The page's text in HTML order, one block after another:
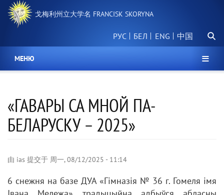
要
戈梅利州立大学名 FRANCISK SKORYNA
РУС БЕЛ 中国
搜
МЕНЮ
«ГАВАРЫ СА МНОЙ ПА-
БЕЛАРУСКУ – 2025»
由 ias 提交于 周一, 08/12/2025 - 11:14
6 снежня на базе ДУА «Гімназія № 36 г. Гомеля імя